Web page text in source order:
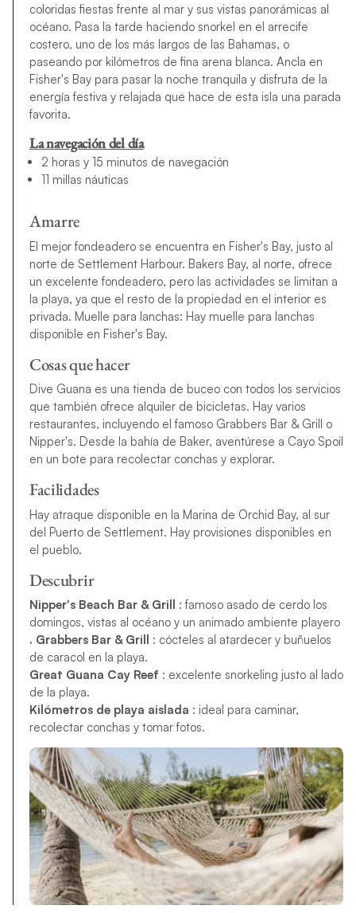
coloridas fiestas frente al mar y sus vistas panorámicas al
océano. Pasa la tarde haciendo snorkel en el arrecife
costero, uno de los más largos de las Bahamas, o
paseando por kilómetros de fina arena blanca. Ancla en
Fisher's Bay para pasar la noche tranquila y disfruta de la
energía festiva y relajada que hace de esta isla una parada
favorita.
La navegación del día
2 horas y 15 minutos de navegación
11 millas náuticas
Amarre
El mejor fondeadero se encuentra en Fisher's Bay, justo al
norte de Settlement Harbour. Bakers Bay, al norte, ofrece
un excelente fondeadero, pero las actividades se limitan a
la playa, ya que el resto de la propiedad en el interior es
privada. Muelle para lanchas: Hay muelle para lanchas
disponible en Fisher's Bay.
Cosas que hacer
Dive Guana es una tienda de buceo con todos los servicios
que también ofrece alquiler de bicicletas. Hay varios
restaurantes, incluyendo el famoso Grabbers Bar & Grill o
Nipper's. Desde la bahía de Baker, aventúrese a Cayo Spoil
en un bote para recolectar conchas y explorar.
Facilidades
Hay atraque disponible en la Marina de Orchid Bay, al sur
del Puerto de Settlement. Hay provisiones disponibles en
el pueblo.
Descubrir
Nipper's Beach Bar & Grill : famoso asado de cerdo los
domingos, vistas al océano y un animado ambiente playero
. Grabbers Bar & Grill : cócteles al atardecer y buñuelos
de caracol en la playa.
Great Guana Cay Reef : excelente snorkeling justo al lado
de la playa.
Kilómetros de playa aislada : ideal para caminar,
recolectar conchas y tomar fotos.